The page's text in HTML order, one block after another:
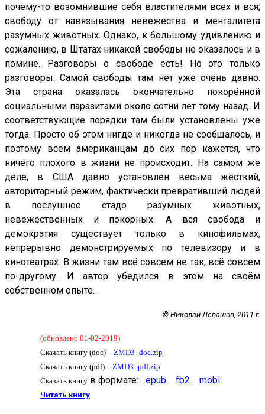
почему-то возомнившие себя властителями всех и вся;
свободу от навязывания невежества и менталитета
разумных животных. Однако, к большому удивлению и
сожалению, в Штатах никакой свободы не оказалось и в
помине. Разговоры о свободе есть! Но это только
разговоры. Самой свободы там нет уже очень давно.
Эта страна оказалась окончательно покорённой
социальными паразитами около сотни лет тому назад. И
соответствующие порядки там были установлены уже
тогда. Просто об этом нигде и никогда не сообщалось, и
поэтому всем американцам до сих пор кажется, что
ничего плохого в жизни не происходит. На самом же
деле, в США давно установлен весьма жёсткий,
авторитарный режим, фактически превративший людей
в послушное стадо разумных животных,
невежественных и покорных. А вся свобода и
демократия существует только в кинофильмах,
непрерывно демонстрируемых по телевизору и в
кинотеатрах. В жизни там всё совсем не так, всё совсем
по-другому. И автор убедился в этом на своём
собственном опыте…
© Николай Левашов, 2011 г.
(обновлено 01-02-2019)
Скачать книгу (doc) – ZMD3_doc.zip
Скачать книгу (pdf) - ZMD3_pdf.zip
Скачать книгу в формате: epub fb2 mobi
Читать книгу